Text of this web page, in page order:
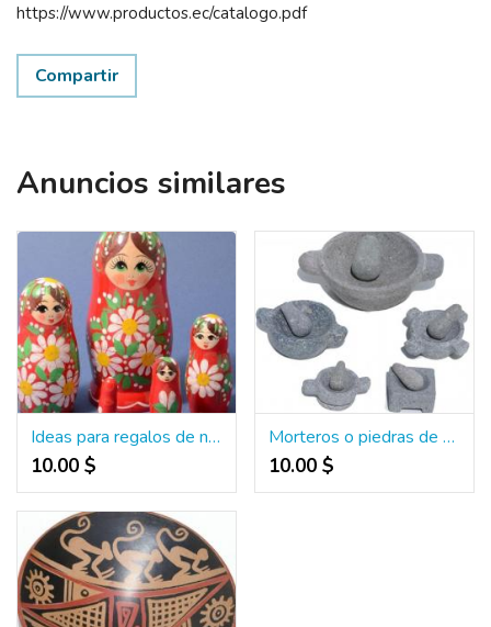
https://www.productos.ec/catalogo.pdf
Compartir
Anuncios similares
Ideas para regalos de navidad, regalos para navidad para mujeres
10.00 $
Morteros o piedras de moler aji, tallados en piedra
10.00 $